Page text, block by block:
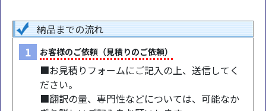
納品までの流れ
1 お客様のご依頼（見積りのご依頼）
■お見積りフォームにご記入の上、送信してく
ださい。
■翻訳の量、専門性などについては、可能なか